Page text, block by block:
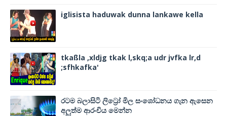
iglisista haduwak dunna lankawe kella
tkaßla ,xldjg tkak l,skq;a udr jvfka lr,d
;sfhkafka'
රටම බලාසිටි ලිට්‍රෝ මිල සංශෝධනය ගැන ඇසෙන
අලුත්ම ආරංචිය මෙන්න